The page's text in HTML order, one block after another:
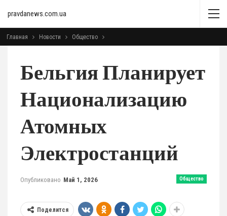
pravdanews.com.ua
Главная Новости Общество
Бельгия Планирует
Национализацию
Атомных
Электростанций
Общество
Опубликовано Май 1, 2026
Поделится